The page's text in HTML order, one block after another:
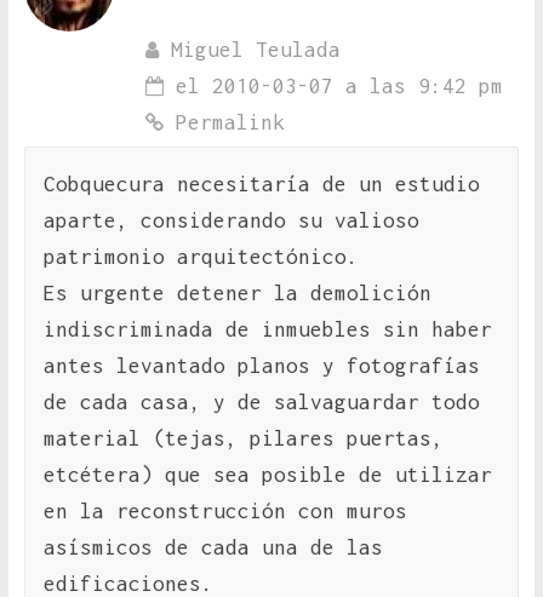
Miguel Teulada
el 2010-03-07 a las 9:42 pm
Permalink
Cobquecura necesitaría de un estudio
aparte, considerando su valioso
patrimonio arquitectónico.
Es urgente detener la demolición
indiscriminada de inmuebles sin haber
antes levantado planos y fotografías
de cada casa, y de salvaguardar todo
material (tejas, pilares puertas,
etcétera) que sea posible de utilizar
en la reconstrucción con muros
asísmicos de cada una de las
edificaciones.